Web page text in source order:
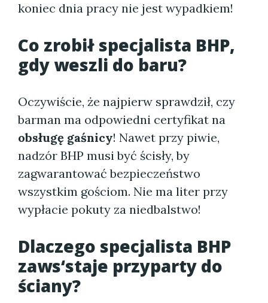
koniec dnia pracy nie jest wypadkiem!
Co zrobił specjalista BHP,
gdy weszli do baru?
Oczywiście, że najpierw sprawdził, czy
barman ma odpowiedni certyfikat na
obsługę gaśnicy! Nawet przy piwie,
nadzór BHP musi być ścisły, by
zagwarantować bezpieczeństwo
wszystkim gościom. Nie ma liter przy
wypłacie pokuty za niedbalstwo!
Dlaczego specjalista BHP
zaws‘staje przyparty do
ściany?